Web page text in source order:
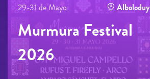
29-31 de Mayo Alboloduy
Murmura Festival
2026